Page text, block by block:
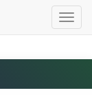
Toggle